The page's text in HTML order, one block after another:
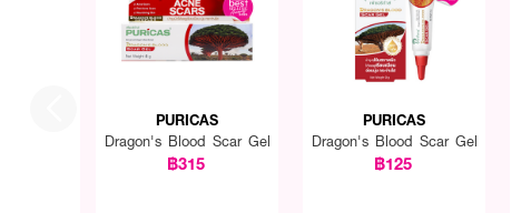
PURICAS
Dragon's Blood Scar Gel
฿315
PURICAS
Dragon's Blood Scar Gel
฿125